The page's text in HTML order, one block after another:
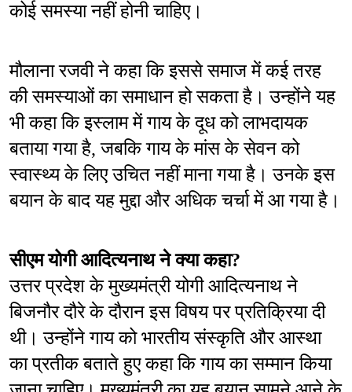
कोई समस्या नहीं होनी चाहिए।
मौलाना रजवी ने कहा कि इससे समाज में कई तरह
की समस्याओं का समाधान हो सकता है। उन्होंने यह
भी कहा कि इस्लाम में गाय के दूध को लाभदायक
बताया गया है, जबकि गाय के मांस के सेवन को
स्वास्थ्य के लिए उचित नहीं माना गया है। उनके इस
बयान के बाद यह मुद्दा और अधिक चर्चा में आ गया है।
सीएम योगी आदित्यनाथ ने क्या कहा?
उत्तर प्रदेश के मुख्यमंत्री योगी आदित्यनाथ ने
बिजनौर दौरे के दौरान इस विषय पर प्रतिक्रिया दी
थी। उन्होंने गाय को भारतीय संस्कृति और आस्था
का प्रतीक बताते हुए कहा कि गाय का सम्मान किया